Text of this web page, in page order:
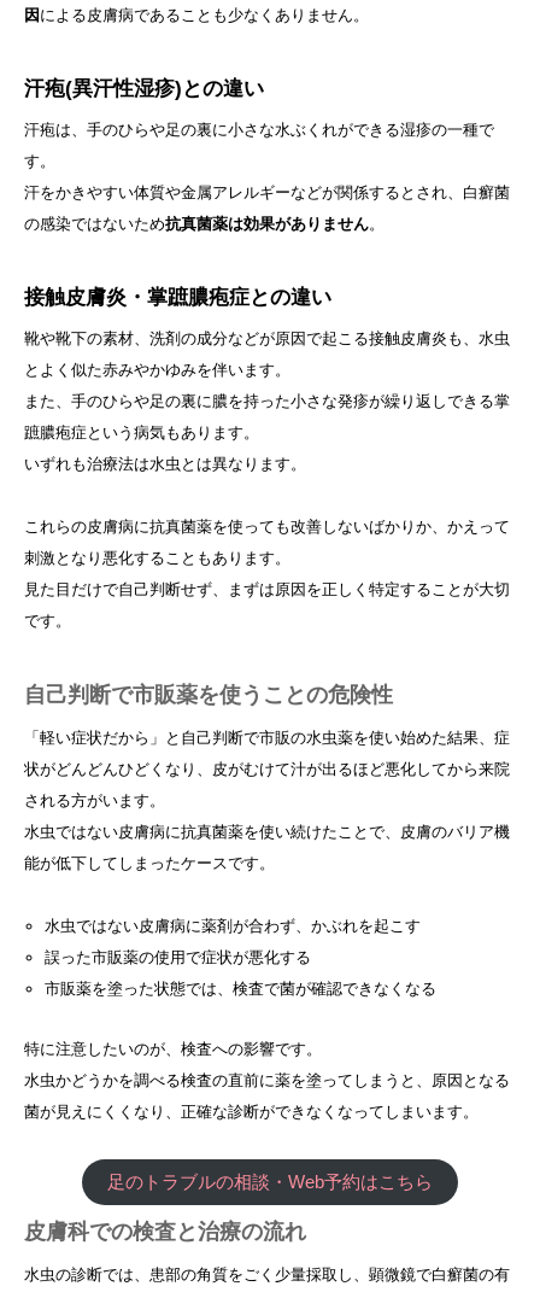
因 による皮膚病であることも少なくありません。
汗疱(異汗性湿疹)との違い
汗疱は、手のひらや足の裏に小さな水ぶくれができる湿疹の一種で
す。
汗をかきやすい体質や金属アレルギーなどが関係するとされ、白癬菌
の感染ではないため抗真菌薬は効果がありません。
接触皮膚炎・掌蹠膿疱症との違い
靴や靴下の素材、洗剤の成分などが原因で起こる接触皮膚炎も、水虫
とよく似た赤みやかゆみを伴います。
また、手のひらや足の裏に膿を持った小さな発疹が繰り返しできる掌
蹠膿疱症という病気もあります。
いずれも治療法は水虫とは異なります。
これらの皮膚病に抗真菌薬を使っても改善しないばかりか、かえって
刺激となり悪化することもあります。
見た目だけで自己判断せず、まずは原因を正しく特定することが大切
です。
自己判断で市販薬を使うことの危険性
「軽い症状だから」と自己判断で市販の水虫薬を使い始めた結果、症
状がどんどんひどくなり、皮がむけて汁が出るほど悪化してから来院
される方がいます。
水虫ではない皮膚病に抗真菌薬を使い続けたことで、皮膚のバリア機
能が低下してしまったケースです。
水虫ではない皮膚病に薬剤が合わず、かぶれを起こす
誤った市販薬の使用で症状が悪化する
市販薬を塗った状態では、検査で菌が確認できなくなる
特に注意したいのが、検査への影響です。
水虫かどうかを調べる検査の直前に薬を塗ってしまうと、原因となる
菌が見えにくくなり、正確な診断ができなくなってしまいます。
足のトラブルの相談・Web予約はこちら
皮膚科での検査と治療の流れ
水虫の診断では、患部の角質をごく少量採取し、顕微鏡で白癬菌の有